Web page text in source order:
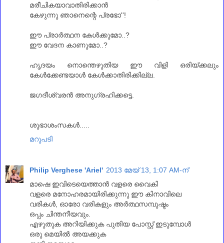
മരീചികയാവാതിരിക്കാൻ
കേഴുന്നു ഞാനെന്റെ പ്രഭോ''!
ഈ പ്രാർത്ഥന കേൾക്കുമോ..?
ഈ വേദന കാണുമോ..?
ഹൃദയം നൊന്തെഴുതിയ ഈ വിളി ഒരിയ്ക്കലും
കേൾക്കേണ്ടയാൾ കേൾക്കാതിരിക്കില്ല.
ജഗദീശ്വരൻ അനുഗ്രഹിക്കട്ടെ.
ശുഭാശംസകൾ.....
മറുപടി
Philip Verghese 'Ariel' 2013 മേയ് 13, 1:07 AM-ന്
മാഷെ ഇവിടെയെത്താൻ വളരെ വൈകി
വളരെ മനോഹരമായിരിക്കുന്നു ഈ കിനാവിലെ
വരികൾ, ഓരോ വരികളും അർത്ഥസമ്പുഷ്ടം
ഒപ്പം ചിന്തനീയവും.
എഴുതുക അറിയിക്കുക പുതിയ പോസ്റ്റ്‌ ഇടുമ്പോൾ
ഒരു മെയിൽ അയക്കുക